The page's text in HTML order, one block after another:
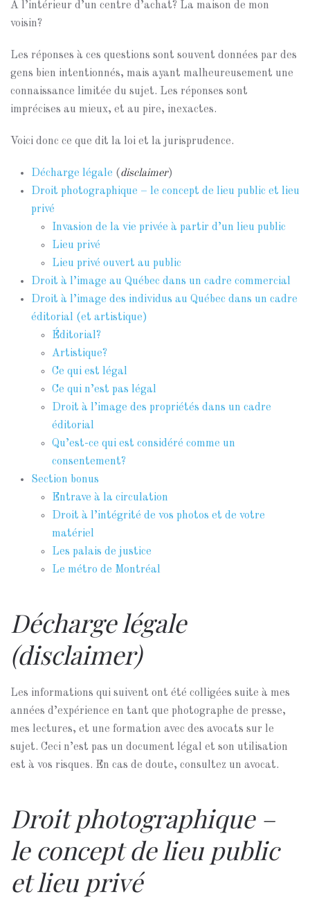
À l’intérieur d’un centre d’achat? La maison de mon
voisin?
Les réponses à ces questions sont souvent données par des
gens bien intentionnés, mais ayant malheureusement une
connaissance limitée du sujet. Les réponses sont
imprécises au mieux, et au pire, inexactes.
Voici donc ce que dit la loi et la jurisprudence.
Décharge légale (disclaimer)
Droit photographique – le concept de lieu public et lieu
privé
Invasion de la vie privée à partir d’un lieu public
Lieu privé
Lieu privé ouvert au public
Droit à l’image au Québec dans un cadre commercial
Droit à l’image des individus au Québec dans un cadre
éditorial (et artistique)
Éditorial?
Artistique?
Ce qui est légal
Ce qui n’est pas légal
Droit à l’image des propriétés dans un cadre
éditorial
Qu’est-ce qui est considéré comme un
consentement?
Section bonus
Entrave à la circulation
Droit à l’intégrité de vos photos et de votre
matériel
Les palais de justice
Le métro de Montréal
Décharge légale
(disclaimer)
Les informations qui suivent ont été colligées suite à mes
années d’expérience en tant que photographe de presse,
mes lectures, et une formation avec des avocats sur le
sujet. Ceci n’est pas un document légal et son utilisation
est à vos risques. En cas de doute, consultez un avocat.
Droit photographique –
le concept de lieu public
et lieu privé